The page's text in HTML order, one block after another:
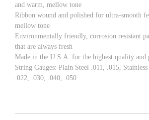
and warm, mellow tone
Ribbon wound and polished for ultra-smooth
mellow tone
Environmentally friendly, corrosion resistant
that are always fresh
Made in the U.S.A. for the highest quality and
String Gauges: Plain Steel .011, .015,
.022, .030, .040, .050